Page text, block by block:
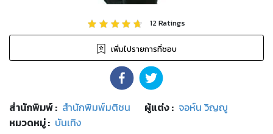
12Ratings
เพิ่มไปรายการที่ชอบ
สำนักพิมพ์: สำนักพิมพ์มติชน ผู้แต่ง : จอห์น วิญญู
หมวดหมู่: บันเทิง